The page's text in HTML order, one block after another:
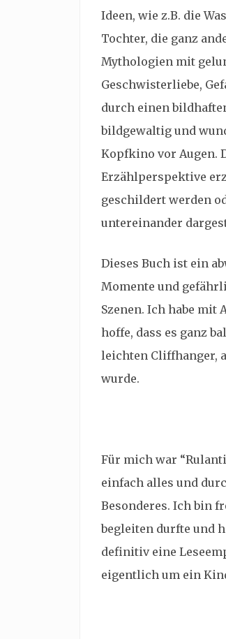
Ideen, wie z.B. die
Tochter, die ganz
Mythologien mit
Geschwisterliebe,
durch einen
bildgewaltig und
Kopfkino vor Augen.
Erzählperspektive
geschildert werden
untereinander
Dieses Buch ist ein
Momente und
Szenen. Ich habe
hoffe, dass es ganz
leichten Cliffhanger,
wurde.
Für mich war
einfach alles und
Besonderes. Ich bin
begleiten durfte und
definitiv eine
eigentlich um ein